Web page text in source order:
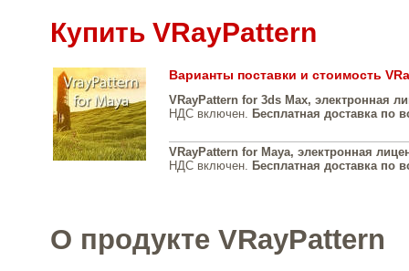
Купить VRayPattern
Варианты поставки и стоимость
VRayPattern for 3ds Max, электронная
НДС включен. Бесплатная доставка по
VRayPattern for Maya, электронная
НДС включен. Бесплатная доставка по
О продукте VRayPattern